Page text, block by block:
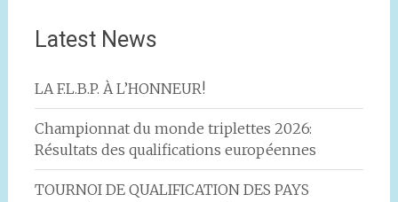
Latest News
LA F.L.B.P. À L’HONNEUR!
Championnat du monde triplettes 2026:
Résultats des qualifications européennes
TOURNOI DE QUALIFICATION DES PAYS